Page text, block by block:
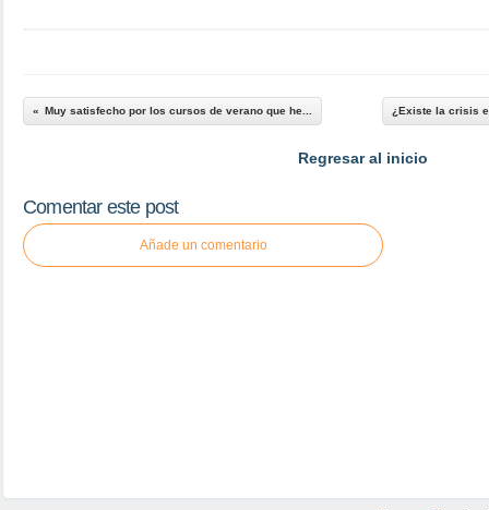
Muy satisfecho por los cursos de verano que he... ¿Existe la crisis
Regresar al inicio
Comentar este post
Añade un comentario